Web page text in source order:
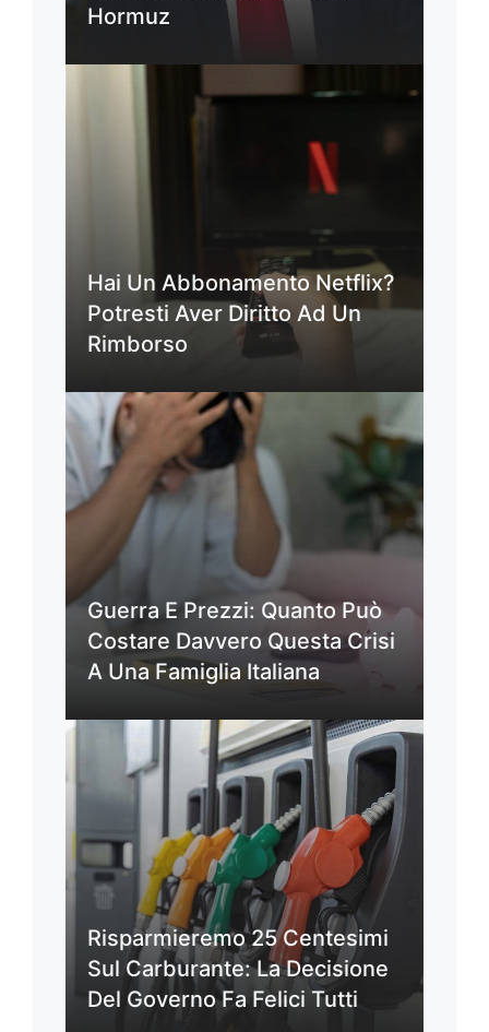
Hormuz
Hai Un Abbonamento Netflix?
Potresti Aver Diritto Ad Un
Rimborso
Guerra E Prezzi: Quanto Può
Costare Davvero Questa Crisi
A Una Famiglia Italiana
Risparmieremo 25 Centesimi
Sul Carburante: La Decisione
Del Governo Fa Felici Tutti